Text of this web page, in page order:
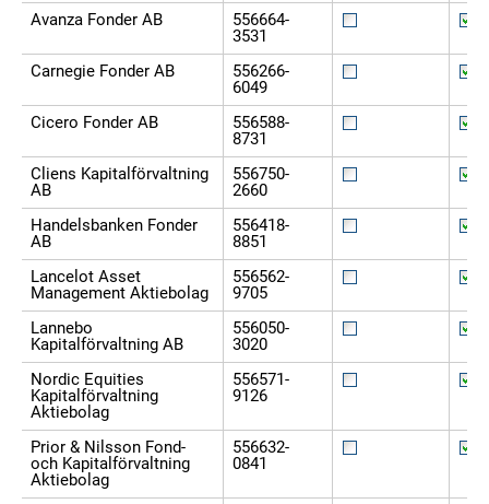
Avanza Fonder AB
556664-
3531
Carnegie Fonder AB
556266-
6049
Cicero Fonder AB
556588-
8731
Cliens Kapitalförvaltning
AB
556750-
2660
Handelsbanken Fonder
AB
556418-
8851
Lancelot Asset
Management Aktiebolag
556562-
9705
Lannebo
Kapitalförvaltning AB
556050-
3020
Nordic Equities
Kapitalförvaltning
Aktiebolag
556571-
9126
Prior & Nilsson Fond-
och Kapitalförvaltning
Aktiebolag
556632-
0841